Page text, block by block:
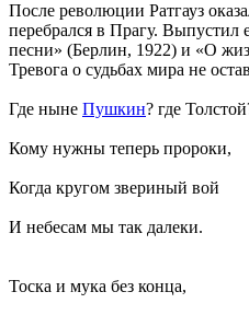
После революции Ратгауз
перебрался в Прагу.
песни» (Берлин, 1922) и «О
Тревога о судьбах мира не
Где ныне Пушкин? где
Кому нужны теперь пророки,
Когда кругом звериный вой
И небесам мы так далеки.
Тоска и мука без конца,